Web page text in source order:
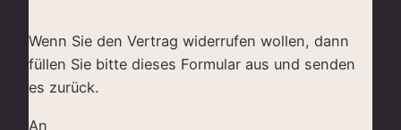
Wenn Sie den Vertrag widerrufen wollen, dann
füllen Sie bitte dieses Formular aus und senden
es zurück.
An